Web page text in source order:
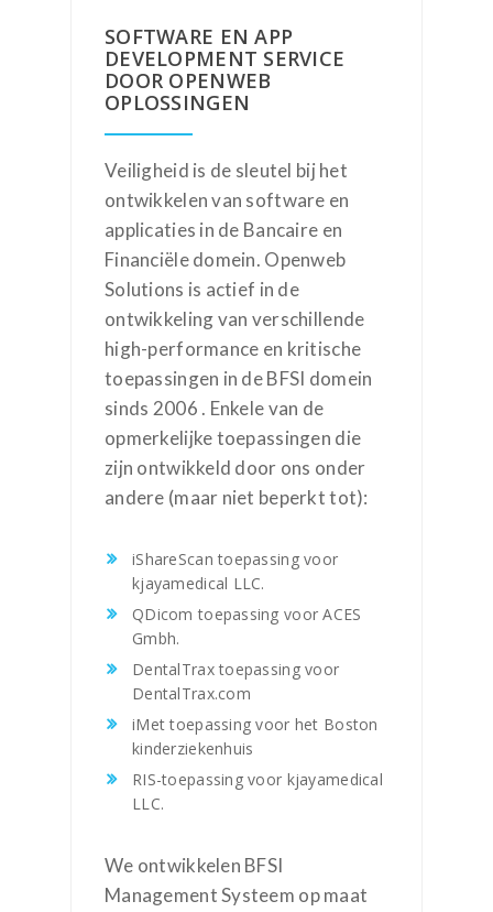
SOFTWARE EN APP
DEVELOPMENT SERVICE
DOOR OPENWEB
OPLOSSINGEN
Veiligheid is de sleutel bij het
ontwikkelen van software en
applicaties in de Bancaire en
Financiële domein. Openweb
Solutions is actief in de
ontwikkeling van verschillende
high-performance en kritische
toepassingen in de BFSI domein
sinds 2006 . Enkele van de
opmerkelijke toepassingen die
zijn ontwikkeld door ons onder
andere (maar niet beperkt tot):
iShareScan toepassing voor
kjayamedical LLC.
QDicom toepassing voor ACES
Gmbh.
DentalTrax toepassing voor
DentalTrax.com
iMet toepassing voor het Boston
kinderziekenhuis
RIS-toepassing voor kjayamedical
LLC.
We ontwikkelen BFSI
Management Systeem op maat